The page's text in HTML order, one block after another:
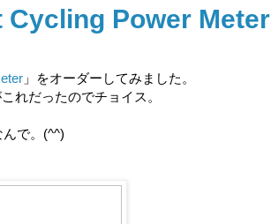
Cycling Power Meter
」をオーダーしてみました。
れだったのでチョイス。
で。(^^)